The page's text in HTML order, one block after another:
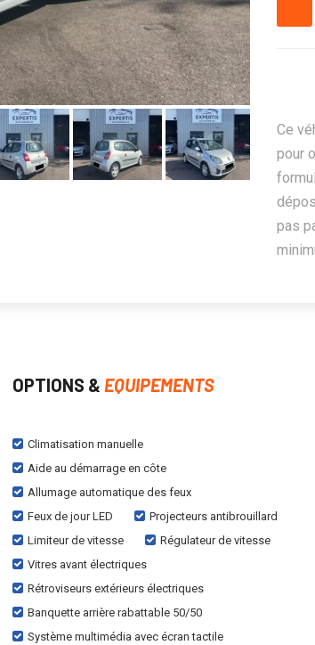
Ce
pour
pas
OPTIONS & EQUIPEMENTS
Climatisation manuelle
Aide au démarrage en côte
Allumage automatique des feux
Feux de jour LED
Projecteurs antibrouillard
Limiteur de vitesse
Régulateur de vitesse
Vitres avant électriques
Rétroviseurs extérieurs électriques
Banquette arrière rabattable 50/50
Système multimédia avec écran tactile